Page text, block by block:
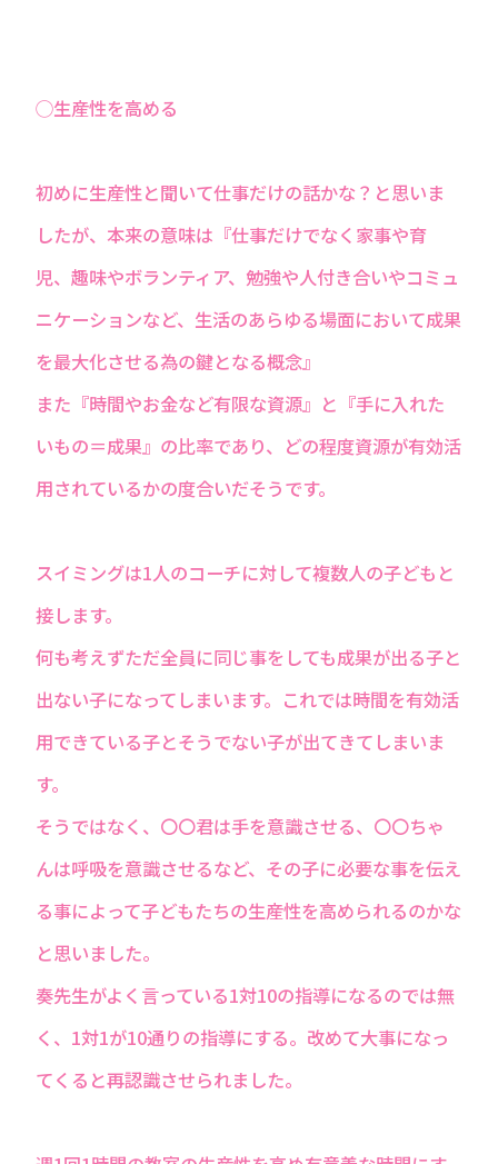
◯生産性を高める
初めに生産性と聞いて仕事だけの話かな？と思いま
したが、本来の意味は『仕事だけでなく家事や育
児、趣味やボランティア、勉強や人付き合いやコミュ
ニケーションなど、生活のあらゆる場面において成果
を最大化させる為の鍵となる概念』
また『時間やお金など有限な資源』と『手に入れた
いもの＝成果』の比率であり、どの程度資源が有効活
用されているかの度合いだそうです。
スイミングは1人のコーチに対して複数人の子どもと
接します。
何も考えずただ全員に同じ事をしても成果が出る子と
出ない子になってしまいます。これでは時間を有効活
用できている子とそうでない子が出てきてしまいま
す。
そうではなく、〇〇君は手を意識させる、〇〇ちゃ
んは呼吸を意識させるなど、その子に必要な事を伝え
る事によって子どもたちの生産性を高められるのかな
と思いました。
奏先生がよく言っている1対10の指導になるのでは無
く、1対1が10通りの指導にする。改めて大事になっ
てくると再認識させられました。